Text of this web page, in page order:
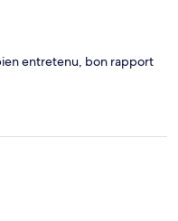
entretenu, bon rapport